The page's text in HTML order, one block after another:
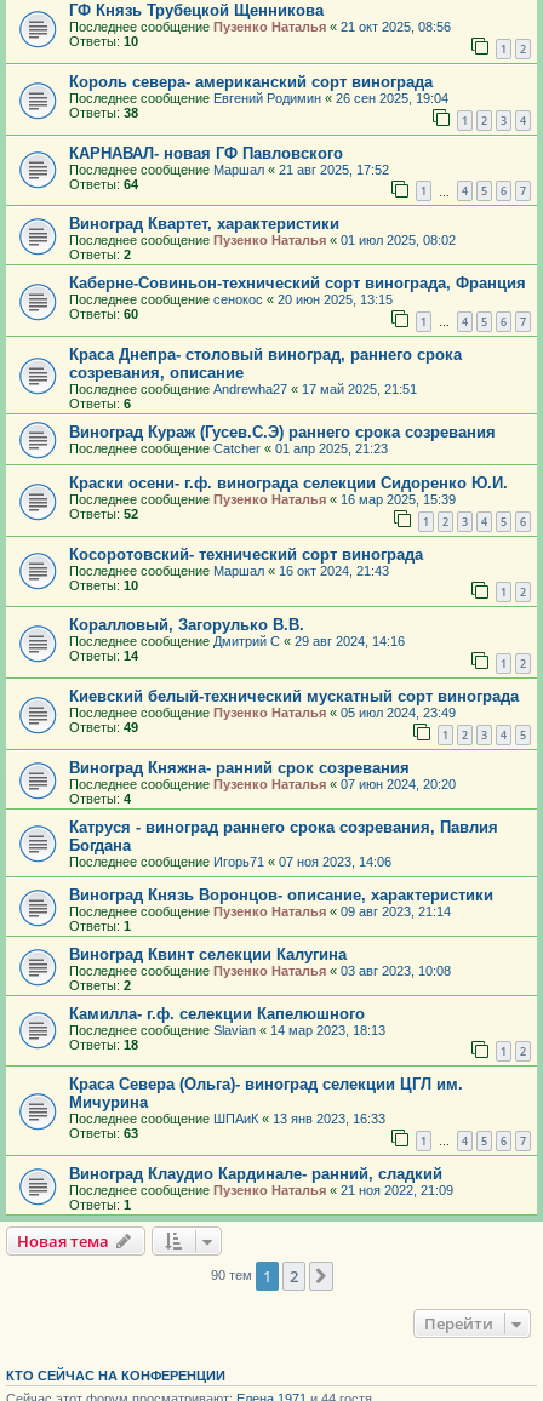
ГФ Князь Трубецкой Щенникова
Последнее сообщение Пузенко Наталья « 21 окт 2025, 08:56
Ответы: 10 1 2
Король севера- американский сорт винограда
Последнее сообщение Евгений Родимин « 26 сен 2025, 19:04
Ответы: 38 1 2 3 4
КАРНАВАЛ- новая ГФ Павловского
Последнее сообщение Маршал « 21 авг 2025, 17:52
Ответы: 64 1 4 5 6 7
Виноград Квартет, характеристики
Последнее сообщение Пузенко Наталья « 01 июл 2025, 08:02
Ответы: 2
Каберне-Совиньон-технический сорт винограда, Франция
Последнее сообщение сенокос « 20 июн 2025, 13:15
Ответы: 60 1 … 4 5 6 7
Краса Днепра- столовый виноград, раннего срока
созревания, описание
Последнее сообщение Andrewha27 « 17 май 2025, 21:51
Ответы: 6
Виноград Кураж (Гусев.С.Э) раннего срока созревания
Последнее сообщение Catcher « 01 апр 2025, 21:23
Краски осени- г.ф. винограда селекции Сидоренко Ю.И.
Последнее сообщение Пузенко Наталья « 16 мар 2025, 15:39
Ответы: 52 1 2 3 4 5 6
Косоротовский- технический сорт винограда
Последнее сообщение Маршал « 16 окт 2024, 21:43
Ответы: 10 1 2
Коралловый, Загорулько В.В.
Последнее сообщение Дмитрий С « 29 авг 2024, 14:16
Ответы: 14 1 2
Киевский белый-технический мускатный сорт винограда
Последнее сообщение Пузенко Наталья « 05 июл 2024, 23:49
Ответы: 49 1 2 3 4 5
Виноград Княжна- ранний срок созревания
Последнее сообщение Пузенко Наталья « 07 июн 2024, 20:20
Ответы: 4
Катруся - виноград раннего срока созревания, Павлия
Богдана
Последнее сообщение Игорь71 « 07 ноя 2023, 14:06
Виноград Князь Воронцов- описание, характеристики
Последнее сообщение Пузенко Наталья « 09 авг 2023, 21:14
Ответы: 1
Виноград Квинт селекции Калугина
Последнее сообщение Пузенко Наталья « 03 авг 2023, 10:08
Ответы: 2
Камилла- г.ф. селекции Капелюшного
Последнее сообщение Slavian « 14 мар 2023, 18:13
Ответы: 18 1 2
Краса Севера (Ольга)- виноград селекции ЦГЛ им.
Мичурина
Последнее сообщение ШПАиК « 13 янв 2023, 16:33
Ответы: 63 1 … 4 5 6 7
Виноград Клаудио Кардинале- ранний, сладкий
Последнее сообщение Пузенко Наталья « 21 ноя 2022, 21:09
Ответы: 1
Новая тема
90 тем 1 2
Перейти
КТО СЕЙЧАС НА КОНФЕРЕНЦИИ